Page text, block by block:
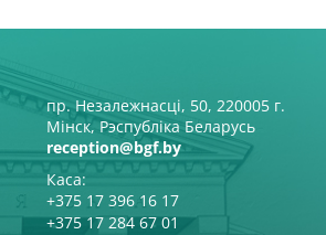
пр. Незалежнасці, 50, 220005 г.
Мінск, Рэспубліка Беларусь
reception@bgf.by
Каса:
+375 17 396 16 17
+375 17 284 67 01